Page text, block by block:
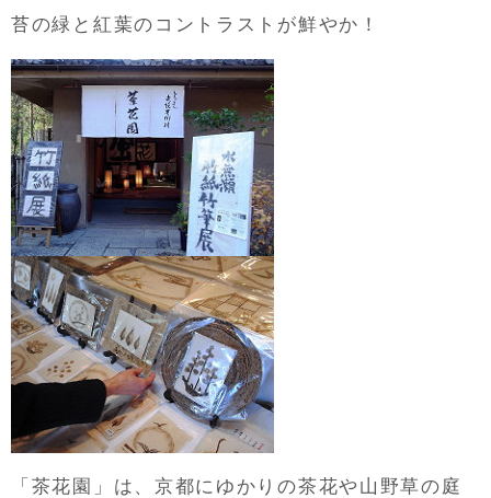
苔の緑と紅葉のコントラストが鮮やか！
「茶花園」は、京都にゆかりの茶花や山野草の庭